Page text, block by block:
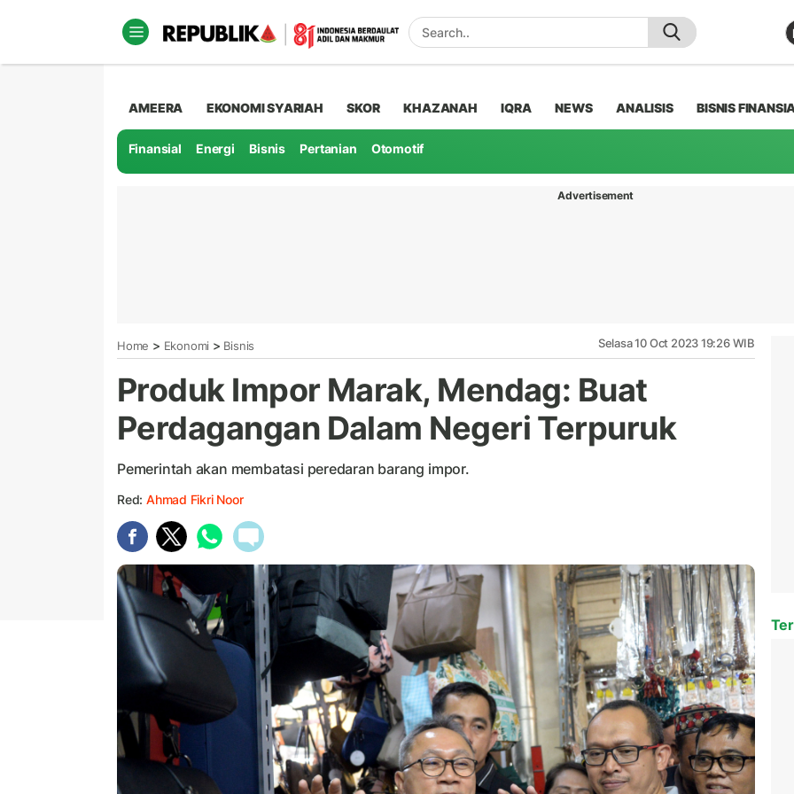
AMEERA EKONOMI SYARIAH SKOR KHAZANAH IQRA NEWS ANALISIS BISNIS
Finansial Energi Bisnis Pertanian Otomotif
Advertisement
Home > Ekonomi > Bisnis Selasa 10 Oct 2023 19:26 WIB
Produk Impor Marak, Mendag: Buat
Perdagangan Dalam Negeri Terpuruk
Pemerintah akan membatasi peredaran barang impor.
Red: Ahmad Fikri Noor